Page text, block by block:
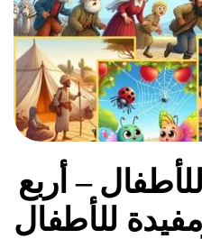
– أربع
للأطفال